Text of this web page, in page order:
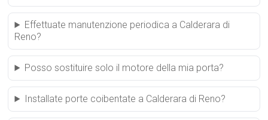
Effettuate manutenzione periodica a Calderara di
Reno?
Posso sostituire solo il motore della mia porta?
Installate porte coibentate a Calderara di Reno?